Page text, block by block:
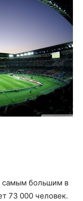
самым большим в
73 000 человек.